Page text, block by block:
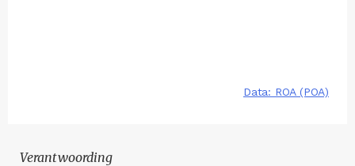
Verantwoording